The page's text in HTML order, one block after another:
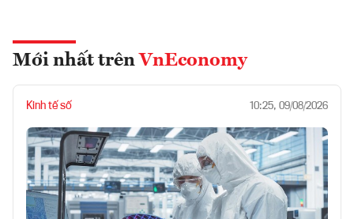
Mới nhất trên VnEconomy
Kinh tế số 10:25, 09/08/2026